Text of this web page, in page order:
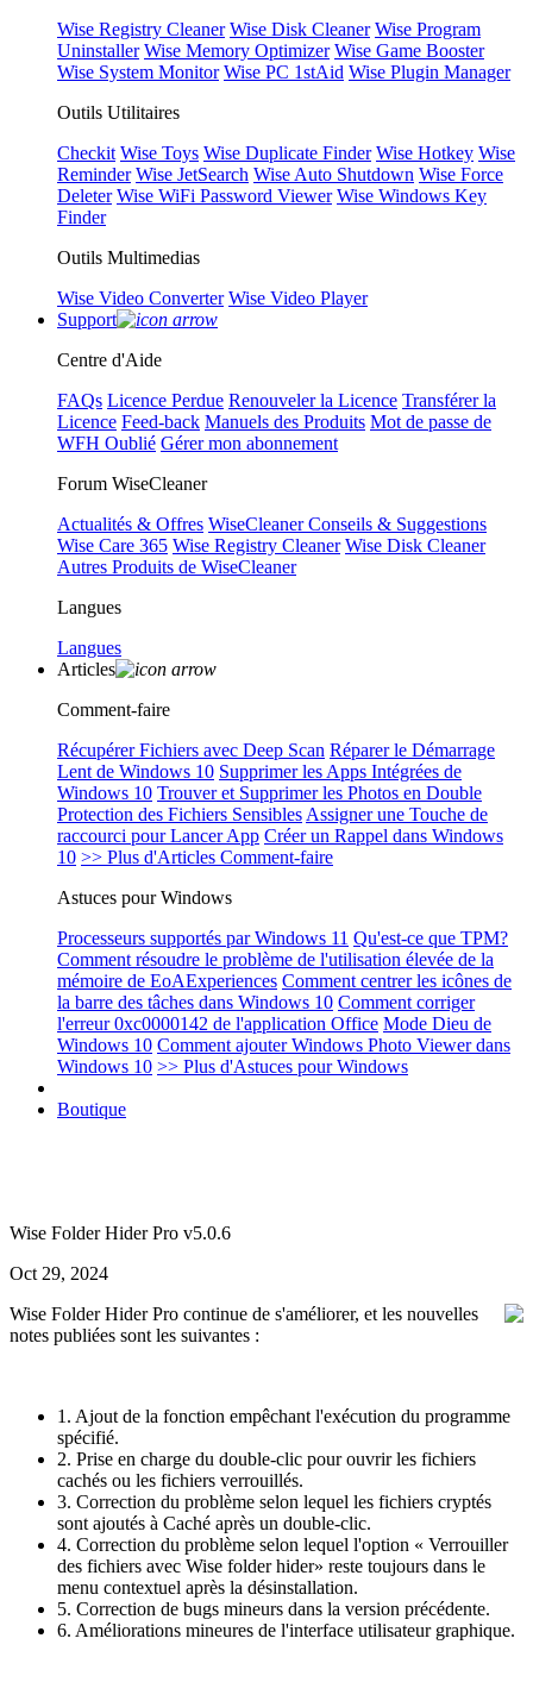
Wise Registry Cleaner Wise Disk Cleaner Wise Program
Uninstaller Wise Memory Optimizer Wise Game Booster
Wise System Monitor Wise PC 1stAid Wise Plugin Manager
Outils Utilitaires
Checkit Wise Toys Wise Duplicate Finder Wise Hotkey Wise
Reminder Wise JetSearch Wise Auto Shutdown Wise Force
Deleter Wise WiFi Password Viewer Wise Windows Key
Finder
Outils Multimedias
Wise Video Converter Wise Video Player
Support
Centre d'Aide
FAQs Licence Perdue Renouveler la Licence Transférer la
Licence Feed-back Manuels des Produits Mot de passe de
WFH Oublié Gérer mon abonnement
Forum WiseCleaner
Actualités & Offres WiseCleaner Conseils & Suggestions
Wise Care 365 Wise Registry Cleaner Wise Disk Cleaner
Autres Produits de WiseCleaner
Langues
Langues
Articles
Comment-faire
Récupérer Fichiers avec Deep Scan Réparer le Démarrage
Lent de Windows 10 Supprimer les Apps Intégrées de
Windows 10 Trouver et Supprimer les Photos en Double
Protection des Fichiers Sensibles Assigner une Touche de
raccourci pour Lancer App Créer un Rappel dans Windows
10 >> Plus d'Articles Comment-faire
Astuces pour Windows
Processeurs supportés par Windows 11 Qu'est-ce que TPM?
Comment résoudre le problème de l'utilisation élevée de la
mémoire de EoAExperiences Comment centrer les icônes de
la barre des tâches dans Windows 10 Comment corriger
l'erreur 0xc0000142 de l'application Office Mode Dieu de
Windows 10 Comment ajouter Windows Photo Viewer dans
Windows 10 >> Plus d'Astuces pour Windows
Boutique
Wise Folder Hider Pro v5.0.6
Oct 29, 2024
Wise Folder Hider Pro continue de s'améliorer, et les nouvelles
notes publiées sont les suivantes :
1. Ajout de la fonction empêchant l'exécution du programme
spécifié.
2. Prise en charge du double-clic pour ouvrir les fichiers
cachés ou les fichiers verrouillés.
3. Correction du problème selon lequel les fichiers cryptés
sont ajoutés à Caché après un double-clic.
4. Correction du problème selon lequel l'option « Verrouiller
des fichiers avec Wise folder hider» reste toujours dans le
menu contextuel après la désinstallation.
5. Correction de bugs mineurs dans la version précédente.
6. Améliorations mineures de l'interface utilisateur graphique.